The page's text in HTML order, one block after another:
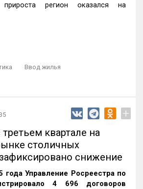
прироста регион оказался на
Ввод жилья
+
квартале на
столичных
снижение
года Управление Росреестра по
4 696 договоров